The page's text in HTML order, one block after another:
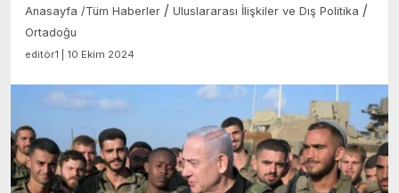
Anasayfa /Tüm Haberler / Uluslararası İlişkiler ve Dış Politika /
Ortadoğu
editör1 | 10 Ekim 2024